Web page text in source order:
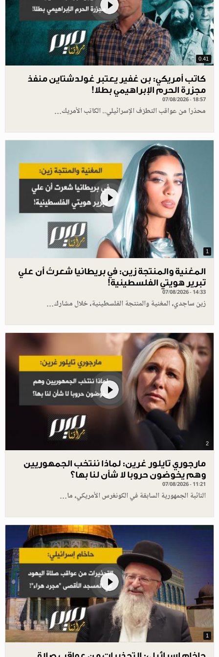
0.41
كاتب أمريكي: بن غفير يعتبر غولدشتاين منفذ
مجزرة الحرم الإبراهيمي بطلا!
07/08/2026 - 18:57
محذرا من عواقب التطرّف الإسرائيلي.. الكاتب الأمريك…
1
المغنية والمنتجة زين: في بريطانيا شعرتُ أن علي
تبرير هويتي الفلسطينية!
07/08/2026 - 14:33
زين ساجدي، المغنية والمنتجة الفلسطينية، خلال مشارك…
2
مارجوري تايلور غرين: لماذا ننتخب الجمهوريين
وهم يخوضون حروبا لا شأن لنا بها؟
07/08/2026 - 11:21
النائبة الجمهورية السابقة في الكونغرس الأمريكي، ما…
1